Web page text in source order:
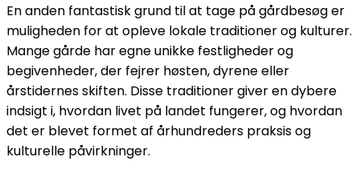
En anden fantastisk grund til at tage på gårdbesøg er
muligheden for at opleve lokale traditioner og kulturer.
Mange gårde har egne unikke festligheder og
begivenheder, der fejrer høsten, dyrene eller
årstidernes skiften. Disse traditioner giver en dybere
indsigt i, hvordan livet på landet fungerer, og hvordan
det er blevet formet af århundreders praksis og
kulturelle påvirkninger.